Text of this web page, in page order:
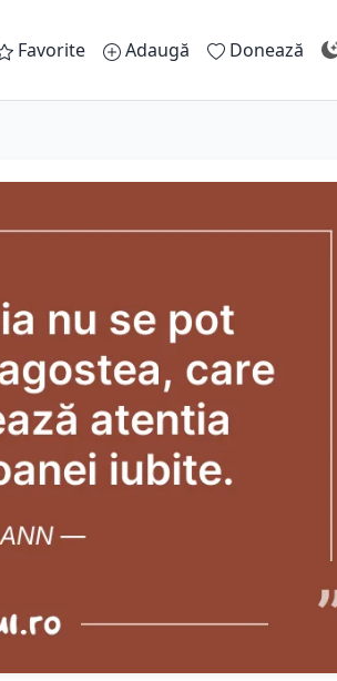
Favorite Adaugă Donează